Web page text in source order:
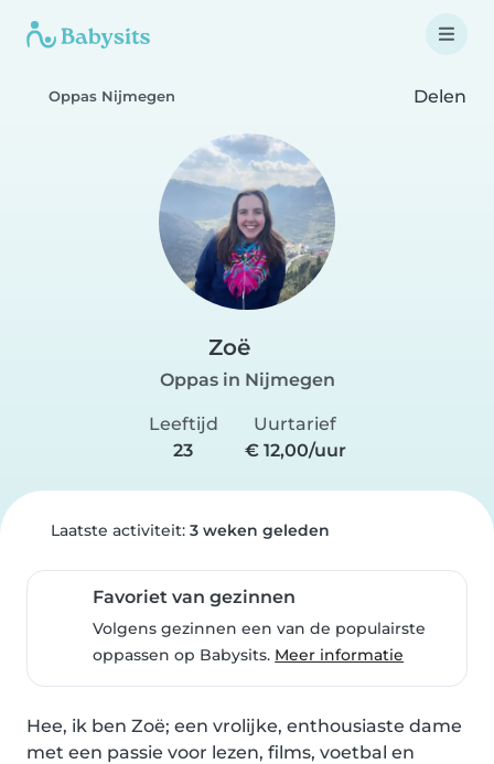
Oppas Nijmegen Delen
Zoë
Oppas in Nijmegen
Leeftijd
23
Uurtarief
€ 12,00/uur
Laatste activiteit: 3 weken geleden
Favoriet van gezinnen
Volgens gezinnen een van de populairste
oppassen op Babysits. Meer informatie
Hee, ik ben Zoë; een vrolijke, enthousiaste dame
met een passie voor lezen, films, voetbal en